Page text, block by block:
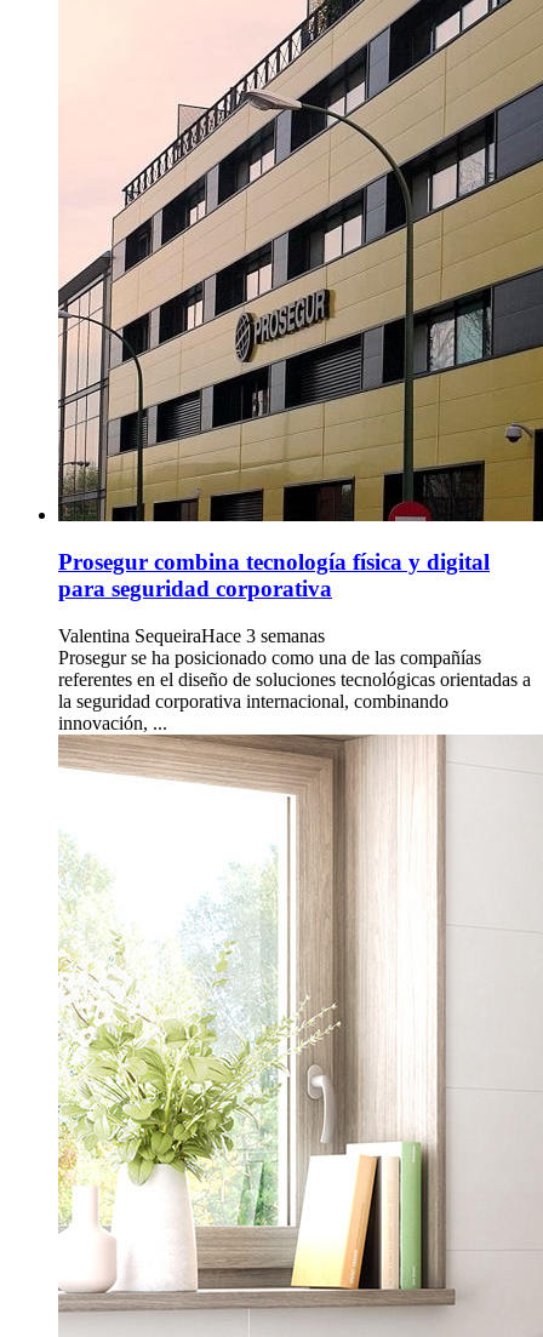
Prosegur combina tecnología física y digital
para seguridad corporativa
Valentina SequeiraHace 3 semanas
Prosegur se ha posicionado como una de las compañías
referentes en el diseño de soluciones tecnológicas orientadas a
la seguridad corporativa internacional, combinando
innovación, ...